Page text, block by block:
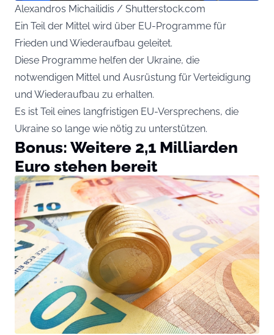
Alexandros Michailidis / Shutterstock.com
Ein Teil der Mittel wird über EU-Programme für
Frieden und Wiederaufbau geleitet.
Diese Programme helfen der Ukraine, die
notwendigen Mittel und Ausrüstung für Verteidigung
und Wiederaufbau zu erhalten.
Es ist Teil eines langfristigen EU-Versprechens, die
Ukraine so lange wie nötig zu unterstützen.
Bonus: Weitere 2,1 Milliarden
Euro stehen bereit